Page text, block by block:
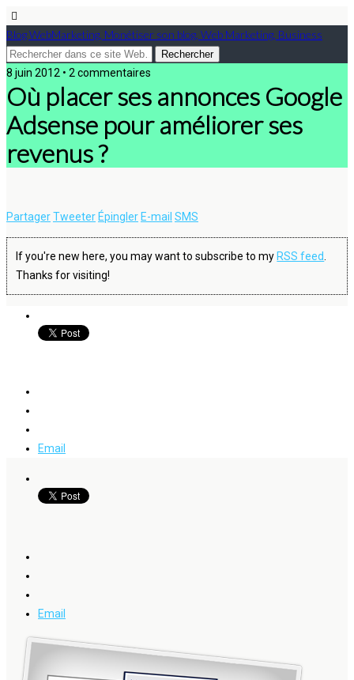
Blog WebMarketing, Monétiser son blog, Web Marketing, Business
8 juin 2012 • 2 commentaires
Où placer ses annonces Google
Adsense pour améliorer ses
revenus ?
PartagerTweeter Épingler E-mail SMS
If you're new here, you may want to subscribe to my RSS feed.
Thanks for visiting!
Email
Email